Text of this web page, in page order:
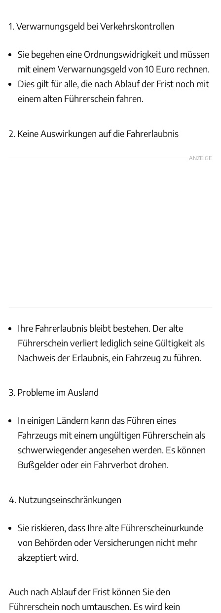
1. Verwarnungsgeld bei Verkehrskontrollen
Sie begehen eine Ordnungswidrigkeit und müssen
mit einem Verwarnungsgeld von 10 Euro rechnen.
Dies gilt für alle, die nach Ablauf der Frist noch mit
einem alten Führerschein fahren.
2. Keine Auswirkungen auf die Fahrerlaubnis
ANZEIGE
Ihre Fahrerlaubnis bleibt bestehen. Der alte
Führerschein verliert lediglich seine Gültigkeit als
Nachweis der Erlaubnis, ein Fahrzeug zu führen.
3. Probleme im Ausland
In einigen Ländern kann das Führen eines
Fahrzeugs mit einem ungültigen Führerschein als
schwerwiegender angesehen werden. Es können
Bußgelder oder ein Fahrverbot drohen.
4. Nutzungseinschränkungen
Sie riskieren, dass Ihre alte Führerscheinurkunde
von Behörden oder Versicherungen nicht mehr
akzeptiert wird.
Auch nach Ablauf der Frist können Sie den
Führerschein noch umtauschen. Es wird kein